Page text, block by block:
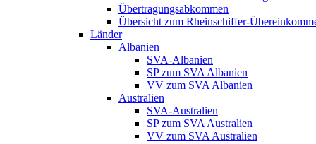
Übertragungsabkommen
Übersicht zum Rheinschiffer-
Länder
Albanien
SVA-Albanien
SP zum SVA Albanien
VV zum SVA Albanien
Australien
SVA-Australien
SP zum SVA Australien
VV zum SVA Australien